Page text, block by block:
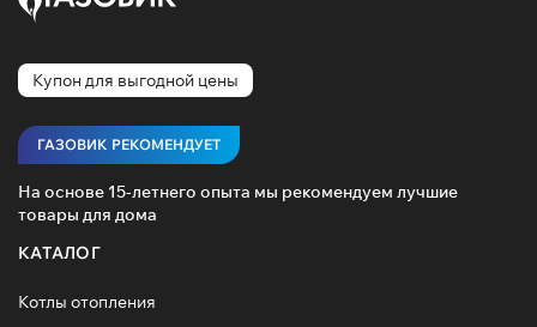
Купон для выгодной цены
ГАЗОВИК РЕКОМЕНДУЕТ
На основе 15-летнего опыта мы рекомендуем лучшие
товары для дома
КАТАЛОГ
Котлы отопления